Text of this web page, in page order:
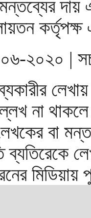
দায়
২০২০ |
না
বা
ব্যতিরেকে
মিডিয়ায়